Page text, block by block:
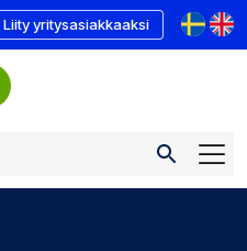
Liity yritysasiakkaaksi